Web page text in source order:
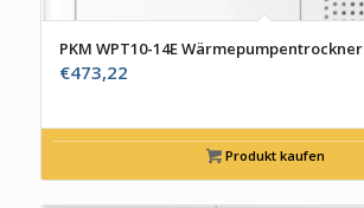
PKM WPT10-14E Wärmepumpentrockner
€473,22
Produkt kaufen